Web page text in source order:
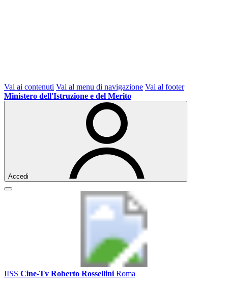
Vai ai contenuti Vai al menu di navigazione Vai al footer
Ministero dell'Istruzione e del Merito
Accedi
IISS Cine-Tv Roberto Rossellini Roma